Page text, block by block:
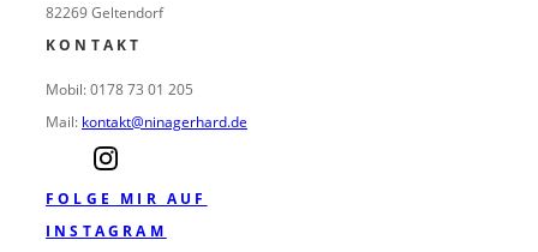
82269 Geltendorf
KONTAKT
Mobil: 0178 73 01 205
Mail: kontakt@ninagerhard.de
FOLGE MIR AUF
INSTAGRAM